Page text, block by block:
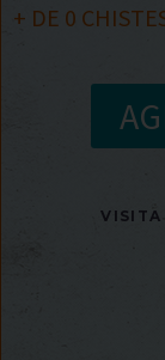
+ DE 0
VISITA